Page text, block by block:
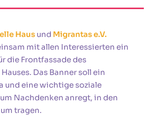
Haus und Migrantas e.V.
mit allen Interessierten ein
die Frontfassade des
Das Banner soll ein
und eine wichtige soziale
Nachdenken anregt, in den
tragen.